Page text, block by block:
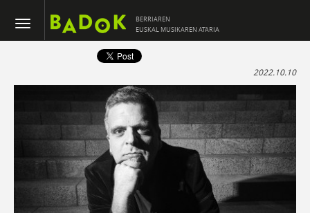
BERRIAREN
EUSKAL MUSIKAREN ATARIA
2022.10.10